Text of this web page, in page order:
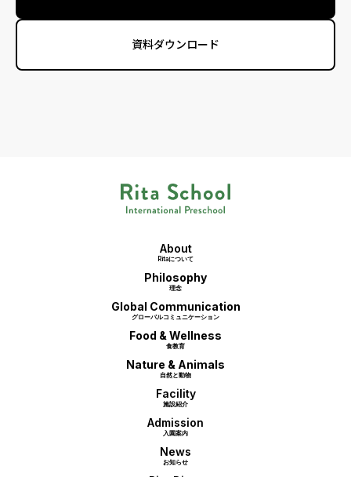
資料ダウンロード
About
Ritaについて
Philosophy
理念
Global Communication
グローバルコミュニケーション
Food & Wellness
食教育
Nature & Animals
自然と動物
Facility
施設紹介
Admission
入園案内
News
お知らせ